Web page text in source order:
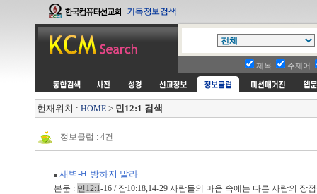
제목 주제어
현재위치 : HOME > 민12:1 검색
정보클럽 : 4건
새벽-비방하지 말라
본문 : 민12:1-16 / 잠10:18,14-29 사람들의 마음 속에는 다른 사람의